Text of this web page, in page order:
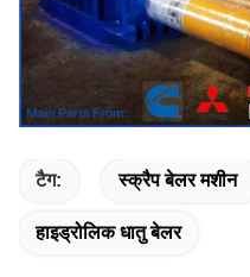
टैग: स्क्रैप बेलर मशीन
हाइड्रोलिक धातु बेलर